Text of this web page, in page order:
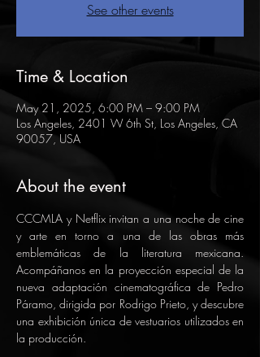
See other events
Time & Location
May 21, 2025, 6:00 PM – 9:00 PM
Los Angeles, 2401 W 6th St, Los Angeles, CA
90057, USA
About the event
CCCMLA y Netflix invitan a una noche de cine
y arte en torno a una de las obras más
emblemáticas de la literatura mexicana.
Acompáñanos en la proyección especial de la
nueva adaptación cinematográfica de Pedro
Páramo, dirigida por Rodrigo Prieto, y descubre
una exhibición única de vestuarios utilizados en
la producción.